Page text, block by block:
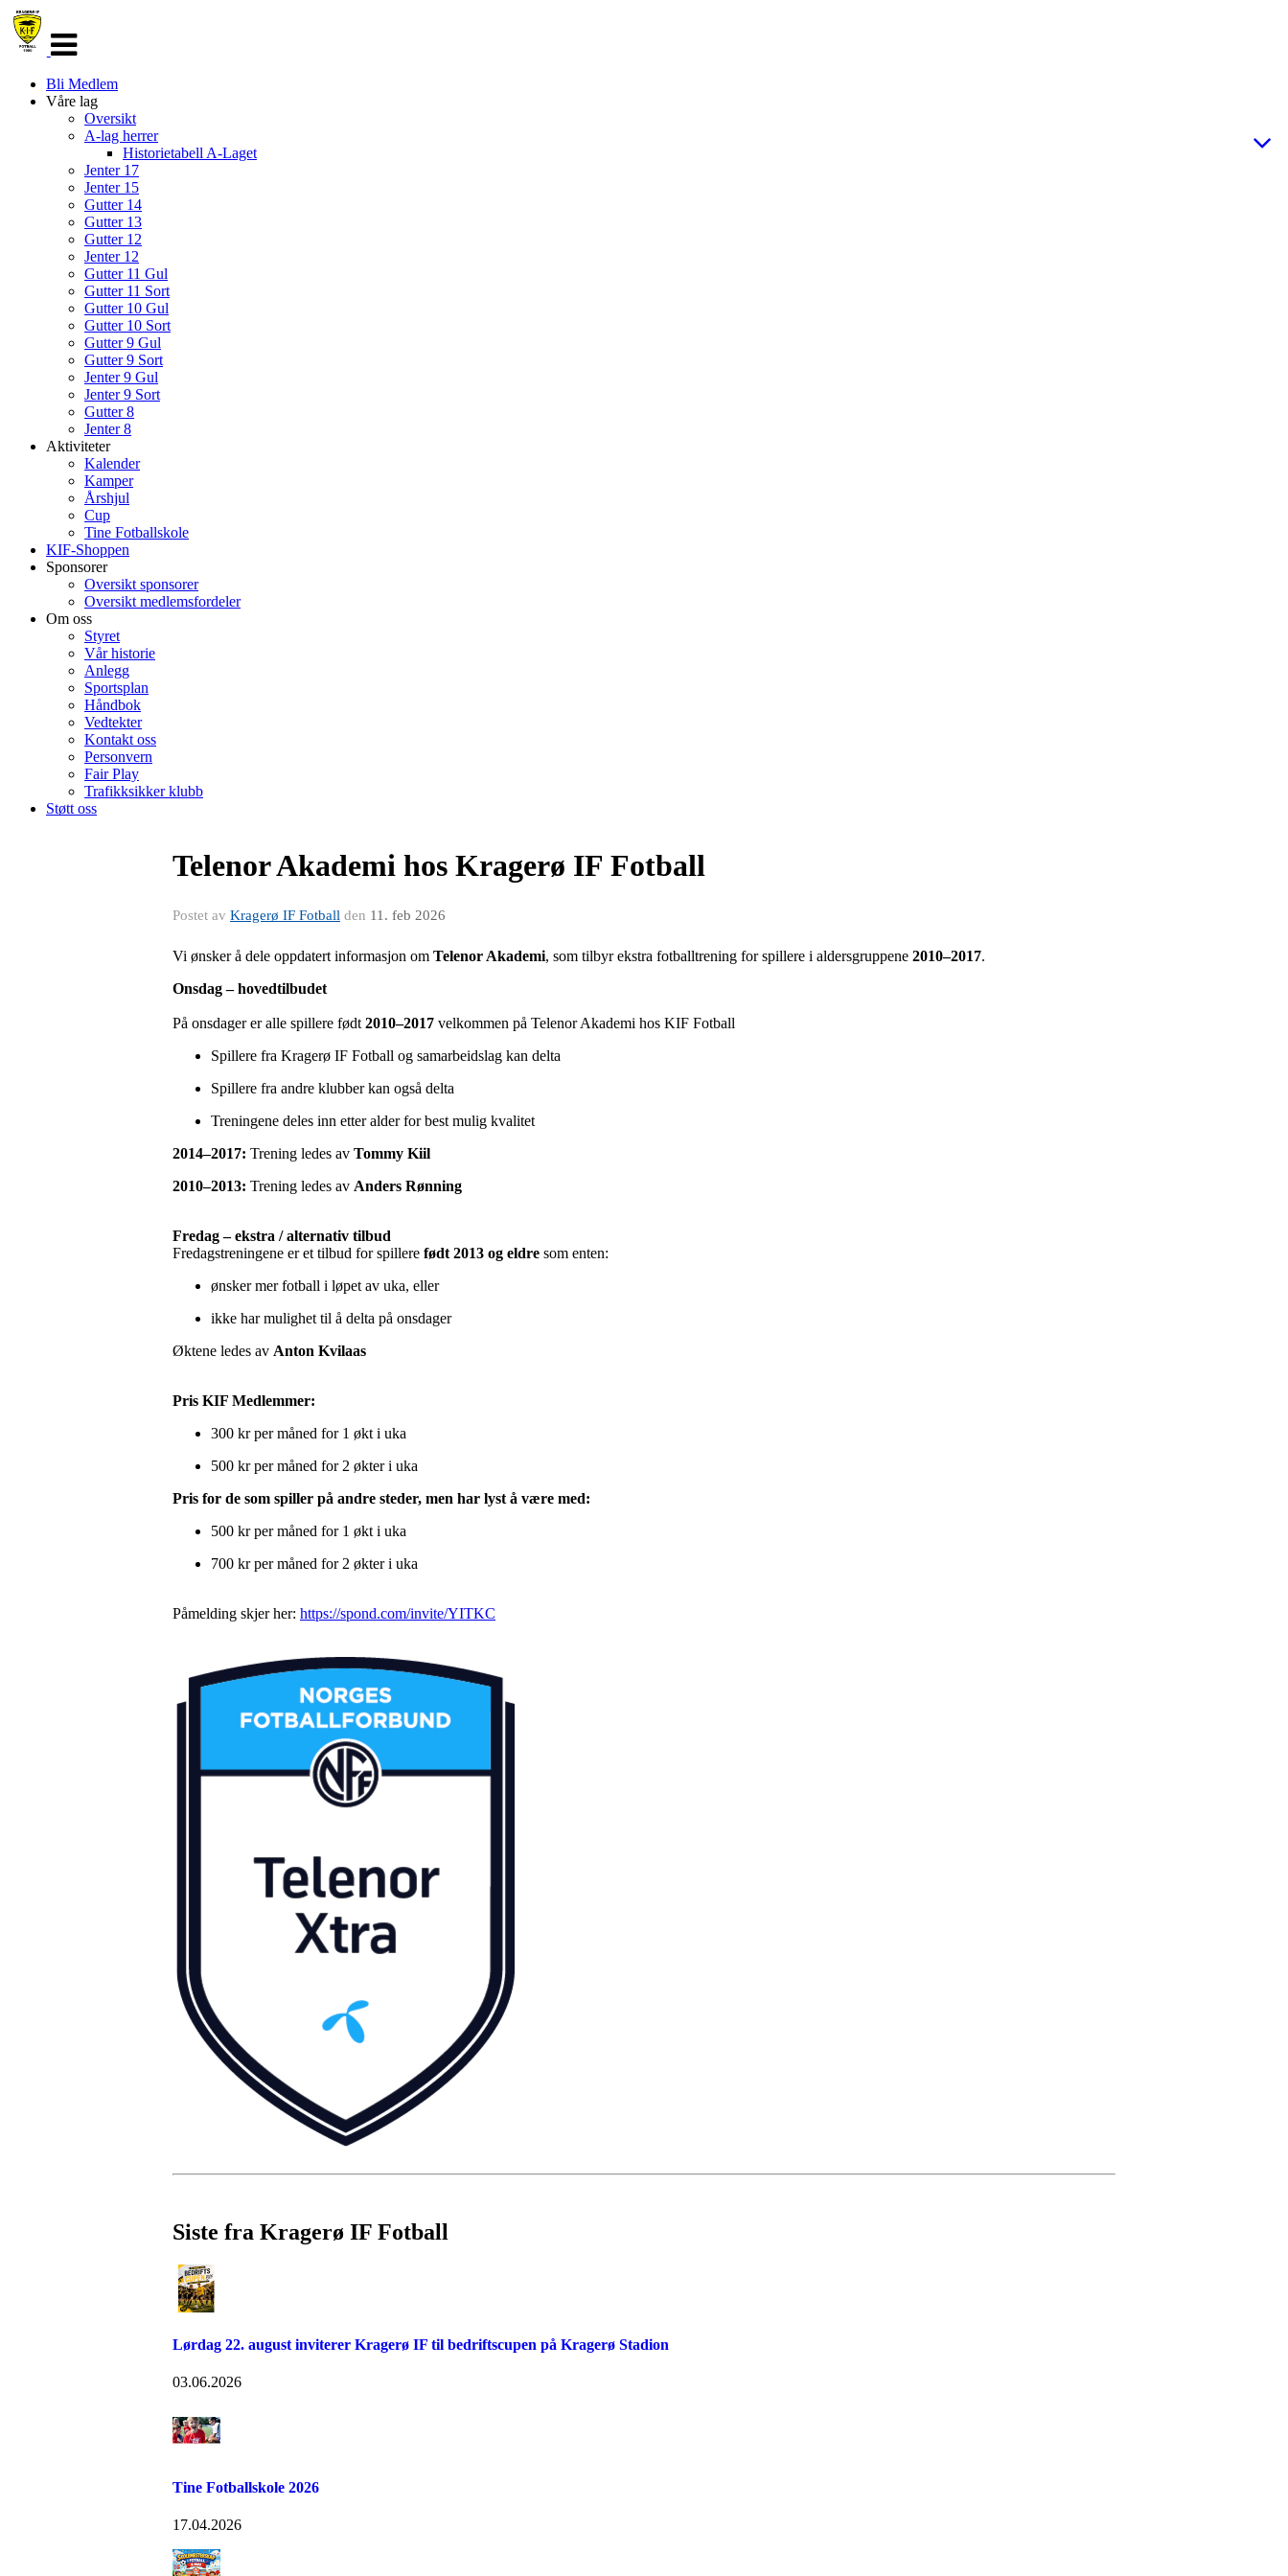
navigasjon
Bli Medlem
Våre lag
Oversikt
A-lag herrer
Historietabell A-Laget
Jenter 17
Jenter 15
Gutter 14
Gutter 13
Gutter 12
Jenter 12
Gutter 11 Gul
Gutter 11 Sort
Gutter 10 Gul
Gutter 10 Sort
Gutter 9 Gul
Gutter 9 Sort
Jenter 9 Gul
Jenter 9 Sort
Gutter 8
Jenter 8
Aktiviteter
Kalender
Kamper
Årshjul
Cup
Tine Fotballskole
KIF-Shoppen
Sponsorer
Oversikt sponsorer
Oversikt medlemsfordeler
Om oss
Styret
Vår historie
Anlegg
Sportsplan
Håndbok
Vedtekter
Kontakt oss
Personvern
Fair Play
Trafikksikker klubb
Støtt oss
Telenor Akademi hos Kragerø IF Fotball
Postet av Kragerø IF Fotball den 11. feb 2026
Vi ønsker å dele oppdatert informasjon om Telenor Akademi, som tilbyr ekstra fotballtrening for spillere i aldersgruppene 2010–2017.
Onsdag – hovedtilbudet
På onsdager er alle spillere født 2010–2017 velkommen på Telenor Akademi hos KIF Fotball
Spillere fra Kragerø IF Fotball og samarbeidslag kan delta
Spillere fra andre klubber kan også delta
Treningene deles inn etter alder for best mulig kvalitet
2014–2017: Trening ledes av Tommy Kiil
2010–2013: Trening ledes av Anders Rønning
Fredag – ekstra / alternativ tilbud
Fredagstreningene er et tilbud for spillere født 2013 og eldre som enten:
ønsker mer fotball i løpet av uka, eller
ikke har mulighet til å delta på onsdager
Øktene ledes av Anton Kvilaas
Pris KIF Medlemmer:
300 kr per måned for 1 økt i uka
500 kr per måned for 2 økter i uka
Pris for de som spiller på andre steder, men har lyst å være med:
500 kr per måned for 1 økt i uka
700 kr per måned for 2 økter i uka
Påmelding skjer her: https://spond.com/invite/YITKC
Siste fra Kragerø IF Fotball
Lørdag 22. august inviterer Kragerø IF til bedriftscupen på Kragerø Stadion
03.06.2026
Tine Fotballskole 2026
17.04.2026